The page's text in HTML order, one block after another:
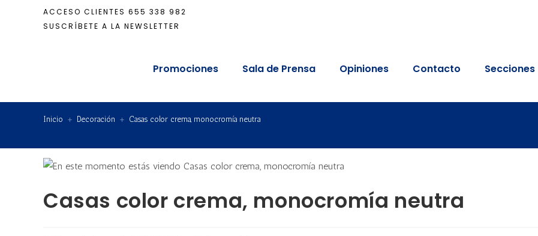
ACCESO CLIENTES 655 338 982
SUSCRÍBETE A LA NEWSLETTER
Promociones Sala de Prensa Opiniones Contacto Secciones
Inicio + Decoración + Casas color crema, monocromía neutra
Casas color crema, monocromía neutra